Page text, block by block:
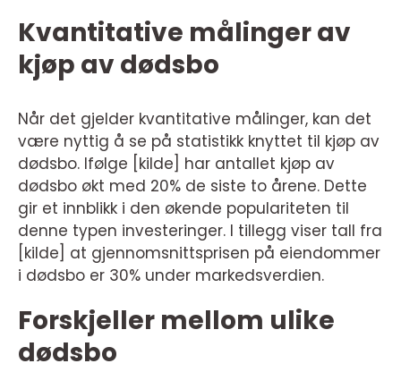
Kvantitative målinger av
kjøp av dødsbo
Når det gjelder kvantitative målinger, kan det
være nyttig å se på statistikk knyttet til kjøp av
dødsbo. Ifølge [kilde] har antallet kjøp av
dødsbo økt med 20% de siste to årene. Dette
gir et innblikk i den økende populariteten til
denne typen investeringer. I tillegg viser tall fra
[kilde] at gjennomsnittsprisen på eiendommer
i dødsbo er 30% under markedsverdien.
Forskjeller mellom ulike
dødsbo